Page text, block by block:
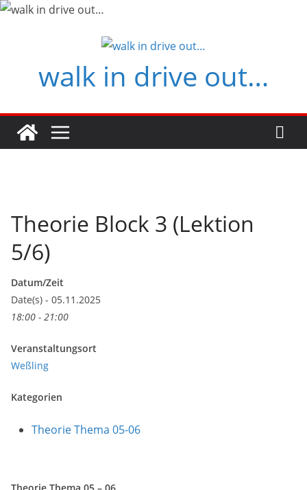
Zum
walk in drive out…
Theorie Block 3 (Lektion
5/6)
Datum/Zeit
Date(s) - 05.11.2025
18:00 - 21:00
Veranstaltungsort
Weßling
Kategorien
Theorie Thema 05-06